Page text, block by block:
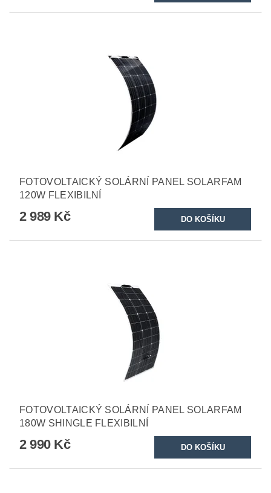
FOTOVOLTAICKÝ SOLÁRNÍ PANEL SOLARFAM
120W FLEXIBILNÍ
2 989 Kč
FOTOVOLTAICKÝ SOLÁRNÍ PANEL SOLARFAM
180W SHINGLE FLEXIBILNÍ
2 990 Kč